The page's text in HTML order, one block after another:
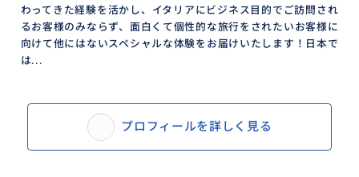
わってきた経験を活かし、イタリアにビジネス目的でご訪問され
るお客様のみならず、面白くて個性的な旅行をされたいお客様に
向けて他にはないスペシャルな体験をお届けいたします！日本で
は...
プロフィールを詳しく見る